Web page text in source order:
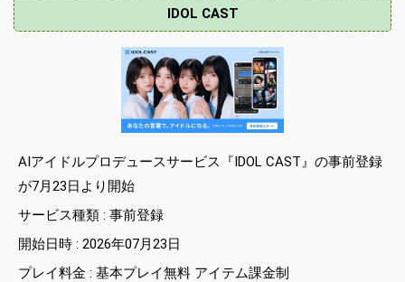
IDOL CAST
AIアイドルプロデュースサービス『IDOL CAST』の事前登録
が7月23日より開始
サービス種類 : 事前登録
開始日時 : 2026年07月23日
プレイ料金 : 基本プレイ無料 アイテム課金制